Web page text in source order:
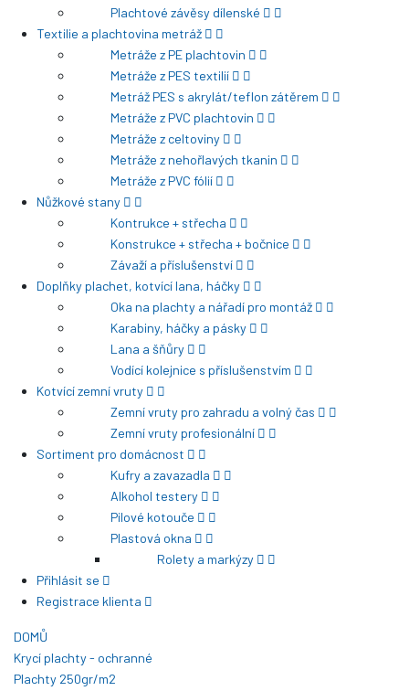
Plachtové závěsy dílenské
Textilie a plachtovina metráž
Metráže z PE plachtovin
Metráže z PES textilií
Metráž PES s akrylát/teflon zátěrem
Metráže z PVC plachtovin
Metráže z celtoviny
Metráže z nehořlavých tkanin
Metráže z PVC fólií
Nůžkové stany
Kontrukce + střecha
Konstrukce + střecha + bočnice
Závaží a příslušenství
Doplňky plachet, kotvící lana, háčky
Oka na plachty a nářadí pro montáž
Karabiny, háčky a pásky
Lana a šňůry
Vodící kolejnice s příslušenstvím
Kotvící zemní vruty
Zemní vruty pro zahradu a volný čas
Zemní vruty profesionální
Sortiment pro domácnost
Kufry a zavazadla
Alkohol testery
Pilové kotouče
Plastová okna
Rolety a markýzy
Přihlásit se
Registrace klienta
DOMŮ
Krycí plachty - ochranné
Plachty 250gr/m2